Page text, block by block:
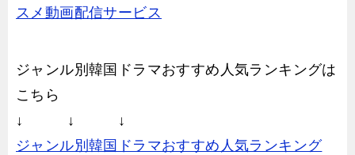
スメ動画配信サービス
ジャンル別韓国ドラマおすすめ人気ランキングは
こちら
↓ ↓ ↓
ジャンル別韓国ドラマおすすめ人気ランキング